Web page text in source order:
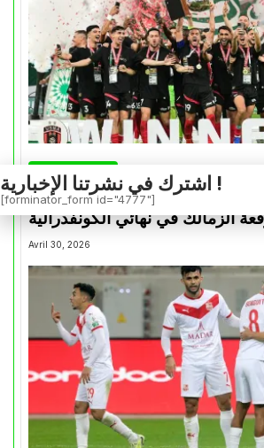
دفعة معنوية لإتحاد العاصمة قبل
الزمالك في نهائي الكونفدرالية
Avril 30, 2026
اشترك في نشرتنا الإخبارية !
[forminator_form id="4777"]